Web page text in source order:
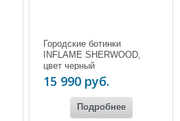
Городские ботинки
INFLAME SHERWOOD,
цвет черный
15 990 руб.
Подробнее